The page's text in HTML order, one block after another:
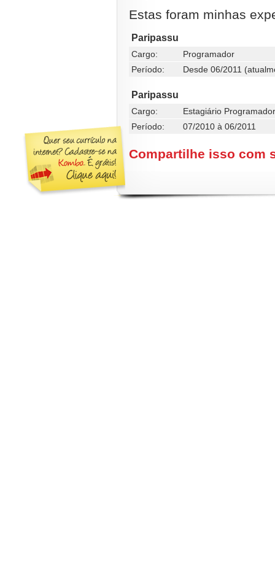
Estas foram minhas
Paripassu
Cargo:
Programador
Período:
Desde 06/2011
Paripassu
Cargo:
Estagiário Programador
Período:
07/2010 à 06/2011
Compartilhe isso com